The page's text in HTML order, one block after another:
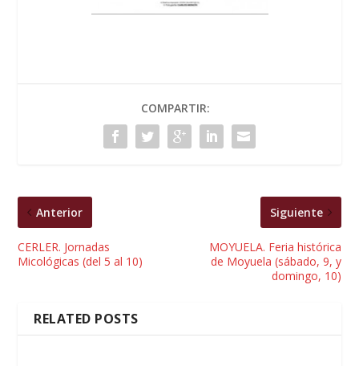
COMPARTIR:
Anterior
CERLER. Jornadas
Micológicas (del 5 al 10)
Siguiente
MOYUELA. Feria histórica
de Moyuela (sábado, 9, y
domingo, 10)
RELATED POSTS